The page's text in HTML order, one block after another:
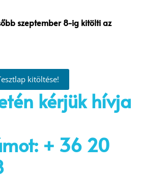
szeptember 8-ig kitölti az
kitöltése!
kérjük hívja
+ 36 20